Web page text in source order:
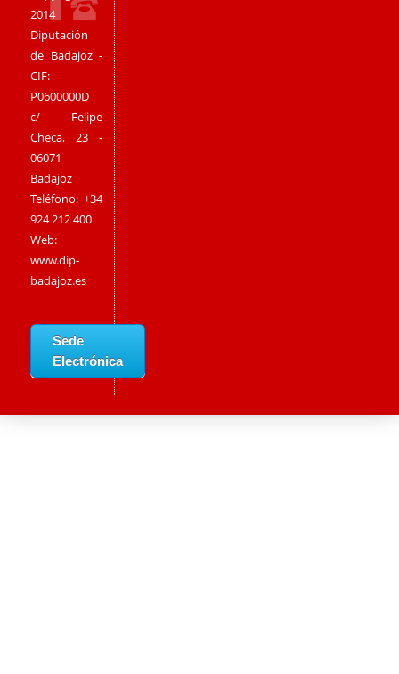
2014
Diputación
de Badajoz -
CIF:
P0600000D
c/ Felipe
Checa, 23 -
06071
Badajoz
Teléfono: +34
924 212 400
Web:
www.dip-
badajoz.es
Sede
Electrónica